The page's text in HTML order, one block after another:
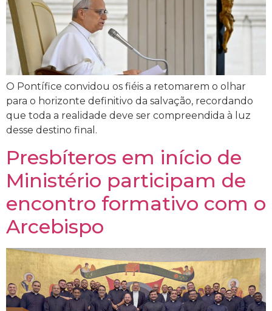
O Pontífice convidou os fiéis a retomarem o olhar
para o horizonte definitivo da salvação, recordando
que toda a realidade deve ser compreendida à luz
desse destino final.
Presbíteros em início de
Ministério participam de
encontro formativo com o
Arcebispo